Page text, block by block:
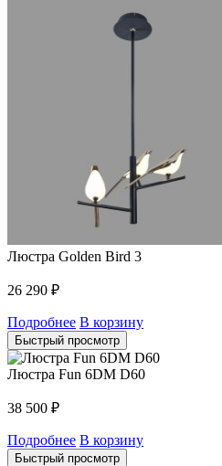
Люстра Golden Bird 3
26 290 ₽
Подробнее В корзину
Быстрый просмотр
Люстра Fun 6DM D60
38 500 ₽
Подробнее В корзину
Быстрый просмотр